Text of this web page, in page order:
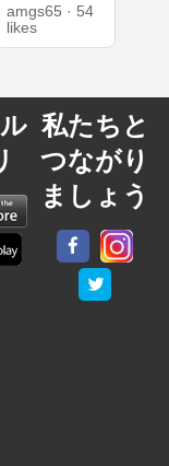
amgs65 · 54
likes
私たちと
つながり
ましょう